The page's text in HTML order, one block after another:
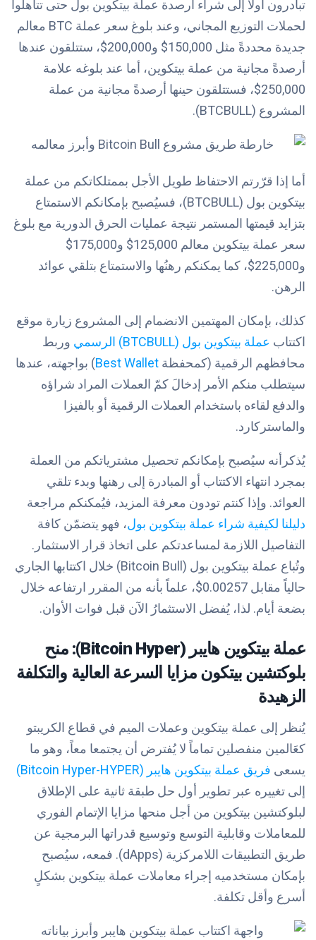
تبادرون أولاً إلى شراء أرصدة عملة بيتكوين بول حتى تتأهلوا
لحملات التوزيع المجاني، وعند بلوغ سعر عملة BTC معالم
جديدة محددةً مثل 150,000$ و200,000$، ستتلقون عندها
أرصدةً مجانية من عملة بيتكوين، أما عند بلوغه علامة
250,000$، فستتلقون حينها أرصدةً مجانية من عملة
المشروع (BTCBULL).
أما إذا قرّرتم الاحتفاظ طويل الأجل بممتلكاتكم من عملة
بيتكوين بول (BTCBULL)، فسيُصبح بإمكانكم الاستمتاع
بتزايد قيمتها المستمر نتيجة عمليات الحرق الدورية مع بلوغ
سعر عملة بيتكوين معالم 125,000$ و175,000$
و225,000$، كما يمكنكم رهنُها والاستمتاع بتلقي عوائد
الرهن.
كذلك، بإمكان المهتمين الانضمام إلى المشروع زيارة موقع
اكتتاب عملة بيتكوين بول (BTCBULL) الرسمي
وربط
محافظهم الرقمية (كمحفظة Best Wallet) بواجهته، عندها
سيتطلب منكم الأمر إدخالَ كمّ العملات المراد شراؤه
والدفع لقاءه باستخدام العملات الرقمية أو بالفيزا
والماستركارد.
يُذكرأنه سيُصبح بإمكانكم تحصيل مشترياتكم من العملة
بمجرد انتهاء الاكتتاب أو المبادرة إلى رهنها وبدء تلقي
العوائد. وإذا كنتم تودون معرفة المزيد، فيُمكنكم مراجعة
دليلنا لكيفية شراء عملة بيتكوين بول، فهو يتضمّن كافة
التفاصيل اللازمة لمساعدتكم على اتخاذ قرار الاستثمار.
وتُباع عملة بيتكوين بول (Bitcoin Bull) خلال اكتتابها الجاري
حالياً مقابل 0.00257$، علماً بأنه من المقرر ارتفاعه خلال
بضعة أيام. لذا، يُفضل الاستثمارُ الآن قبل فوات الأوان.
عملة بيتكوين هايبر (Bitcoin Hyper): منح
بلوكتشين بيتكون مزايا السرعة العالية والتكلفة
الزهيدة
يُنظر إلى عملة بيتكوين وعملات الميم في قطاع الكريبتو
كعَالمين منفصلين تماماً لا يُفترض أن يجتمعا معاً، وهو ما
يسعى فريق عملة بيتكوين هايبر (Bitcoin Hyper-HYPER)
إلى تغييره عبر تطوير أول حل طبقة ثانية على الإطلاق
لبلوكتشين بيتكوين من أجل منحها مزايا الإتمام الفوري
للمعاملات وقابلية التوسع وتوسيع قدراتها البرمجية عن
طريق التطبيقات اللامركزية (dApps). فمعه، سيُصبح
بإمكان مستخدميه إجراء معاملات عملة بيتكوين بشكلٍ
أسرع وأقل تكلفة.